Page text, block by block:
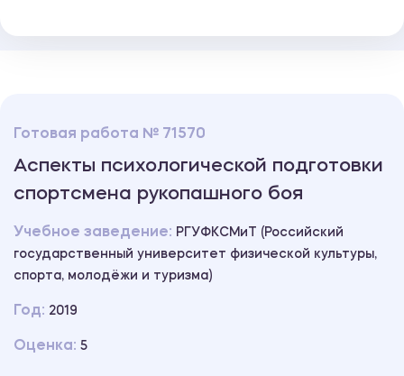
Готовая работа № 71570
Аспекты психологической подготовки
спортсмена рукопашного боя
Учебное заведение: РГУФКСМиТ (Российский
государственный университет физической культуры,
спорта, молодёжи и туризма)
Год: 2019
Оценка: 5